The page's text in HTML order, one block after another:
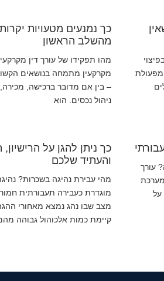
מפעולת
כך נמנעים מטעויות
מהשלב הראשון
מהו תפקידו של עורך דין
מקרקעין מתמחה בנושאים
– בין אם מדובר ברכישה,
ניהול נכסים. הוא
עורך
על
כך ניתן להגן על
והעתיד שלכם
מהי עבירת נהיגה בשכרות?
מוגדרת כעבירה תעבורתית
מצב שבו נהג נמצא מאחורי
קיימת כמות אלכוהול גבוהה